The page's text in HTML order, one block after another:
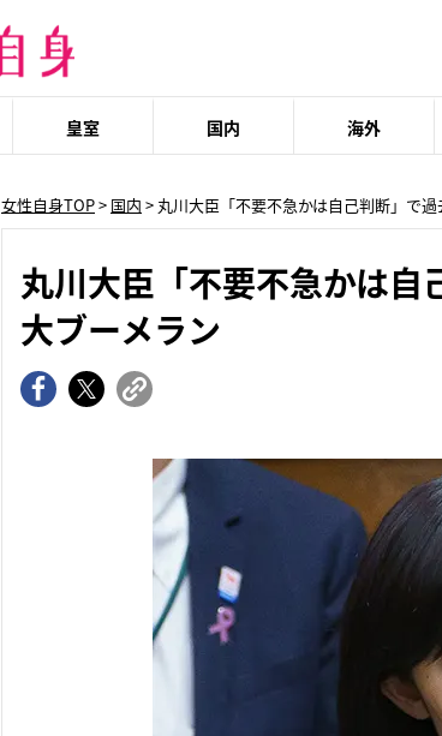
皇室 国内 海外
女性自身TOP> 国内 > 丸川大臣「不要不急かは自己判断」で
丸川大臣「不要不急かは自
大ブーメラン